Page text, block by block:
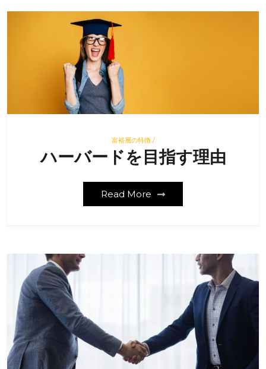
富裕層の特徴 /
ハーバードを目指す理由
Read More